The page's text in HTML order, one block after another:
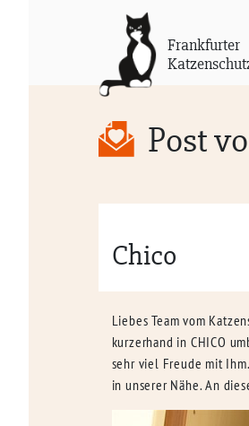
Frankfurter
Post
Chico
Liebes Team vom
kurzerhand in CHICO
sehr viel Freude mit
in unserer Nähe. An